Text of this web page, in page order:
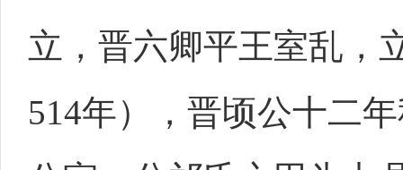
立，晋六卿平王室乱，
514年），晋顷公十二